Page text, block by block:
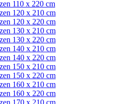
110 x 220 cm
120 x 210 cm
120 x 220 cm
130 x 210 cm
130 x 220 cm
140 x 210 cm
140 x 220 cm
150 x 210 cm
150 x 220 cm
160 x 210 cm
160 x 220 cm
170 x 210 cm